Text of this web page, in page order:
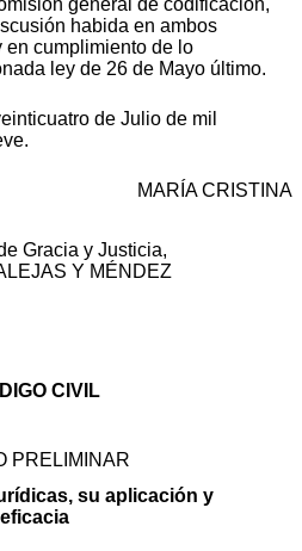
general de codificación,
habida en ambos
cumplimiento de lo
ley de 26 de Mayo último.
de Julio de mil
MARÍA CRISTINA
Gracia y Justicia,
Y MÉNDEZ
CIVIL
PRELIMINAR
su aplicación y
eficacia